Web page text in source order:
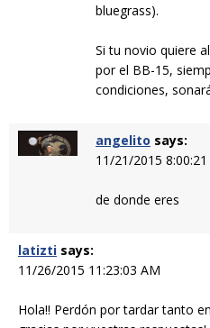
bluegrass).
Si tu novio quiere
por el BB-15,
condiciones,
angelito says:
11/21/2015
de donde eres
latizti says:
11/26/2015 11:23:03 AM
Hola!! Perdón por tardar tanto